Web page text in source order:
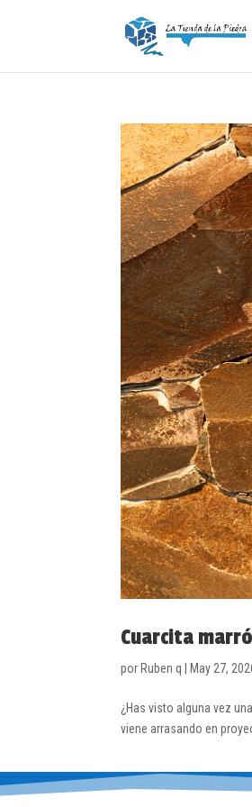
Cuarcita
por Ruben q May 27,
¿Has visto alguna vez
viene arrasando en